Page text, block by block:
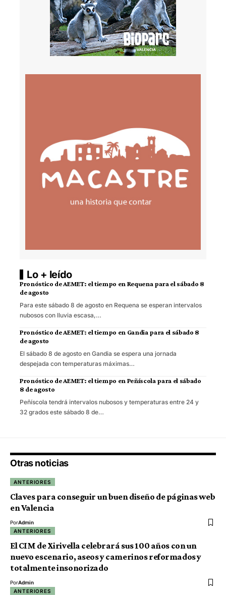
Lo + leído
Pronóstico de AEMET: el tiempo en Requena para el sábado 8
de agosto
Para este sábado 8 de agosto en Requena se esperan intervalos
nubosos con lluvia escasa,…
Pronóstico de AEMET: el tiempo en Gandia para el sábado 8
de agosto
El sábado 8 de agosto en Gandia se espera una jornada
despejada con temperaturas máximas…
Pronóstico de AEMET: el tiempo en Peñíscola para el sábado
8 de agosto
Peñíscola tendrá intervalos nubosos y temperaturas entre 24 y
32 grados este sábado 8 de…
Otras noticias
ANTERIORES
Claves para conseguir un buen diseño de páginas web
en Valencia
PorAdmin
ANTERIORES
El CIM de Xirivella celebrará sus 100 años con un
nuevo escenario, aseos y camerinos reformados y
totalmente insonorizado
PorAdmin
ANTERIORES